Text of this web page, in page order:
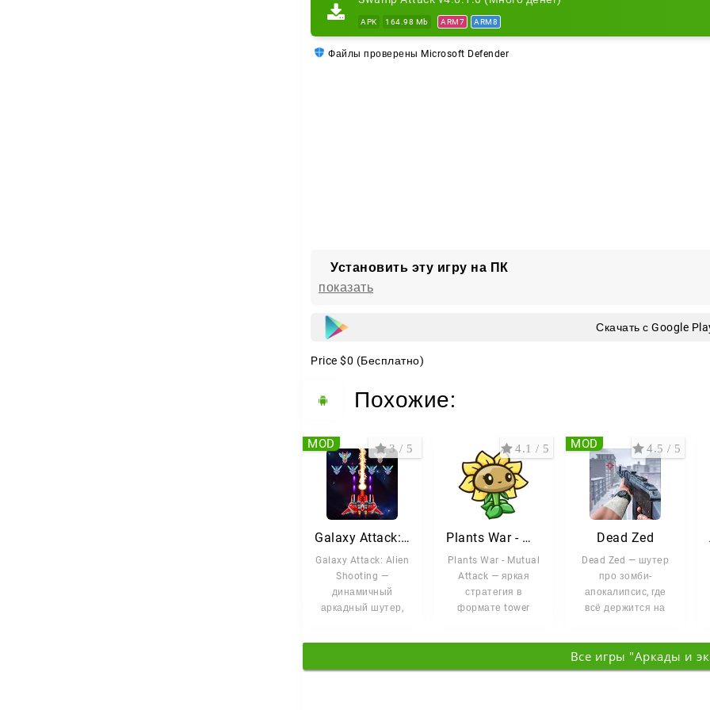
APK 164.98 Mb ARM7 ARM8
Файлы проверены Microsoft Defender
Установить эту игру на ПК
показать
Скачать с Google
Price $0 (Бесплатно)
Похожие:
Galaxy Attack: Alien Shooting
Galaxy Attack: Alien
Shooting —
динамичный
аркадный шутер,
3 / 5
MOD
Plants War - Mutual Attack
Plants War - Mutual
Attack — яркая
стратегия в
формате tower
4.1 / 5
Dead Zed
Dead Zed — шутер
про зомби-
апокалипсис, где
всё держится на
—
4.5 / 5
MOD
Все игры "Аркады и